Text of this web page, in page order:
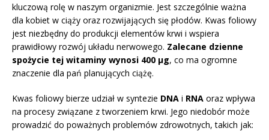
kluczową rolę w naszym organizmie. Jest szczególnie ważna
dla kobiet w ciąży oraz rozwijających się płodów. Kwas foliowy
jest niezbędny do produkcji elementów krwi i wspiera
prawidłowy rozwój układu nerwowego. Zalecane dzienne
spożycie tej witaminy wynosi 400 µg, co ma ogromne
znaczenie dla pań planujących ciążę.
Kwas foliowy bierze udział w syntezie DNA i RNA oraz wpływa
na procesy związane z tworzeniem krwi. Jego niedobór może
prowadzić do poważnych problemów zdrowotnych, takich jak: